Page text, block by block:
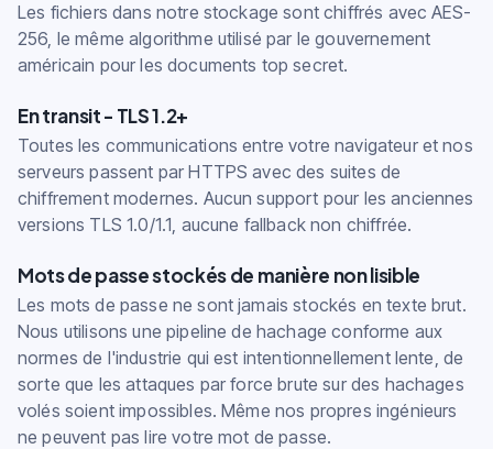
Les fichiers dans notre stockage sont chiffrés avec AES-
256, le même algorithme utilisé par le gouvernement
américain pour les documents top secret.
En transit - TLS 1.2+
Toutes les communications entre votre navigateur et nos
serveurs passent par HTTPS avec des suites de
chiffrement modernes. Aucun support pour les anciennes
versions TLS 1.0/1.1, aucune fallback non chiffrée.
Mots de passe stockés de manière non lisible
Les mots de passe ne sont jamais stockés en texte brut.
Nous utilisons une pipeline de hachage conforme aux
normes de l'industrie qui est intentionnellement lente, de
sorte que les attaques par force brute sur des hachages
volés soient impossibles. Même nos propres ingénieurs
ne peuvent pas lire votre mot de passe.